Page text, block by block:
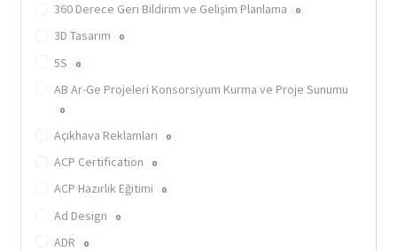
360 Derece Geri Bildirim ve Gelişim Planlama 0
3D Tasarım 0
5S 0
AB Ar-Ge Projeleri Konsorsiyum Kurma ve Proje Sunumu
0
Açıkhava Reklamları 0
ACP Certification 0
ACP Hazırlık Eğitimi 0
Ad Design 0
ADR 0